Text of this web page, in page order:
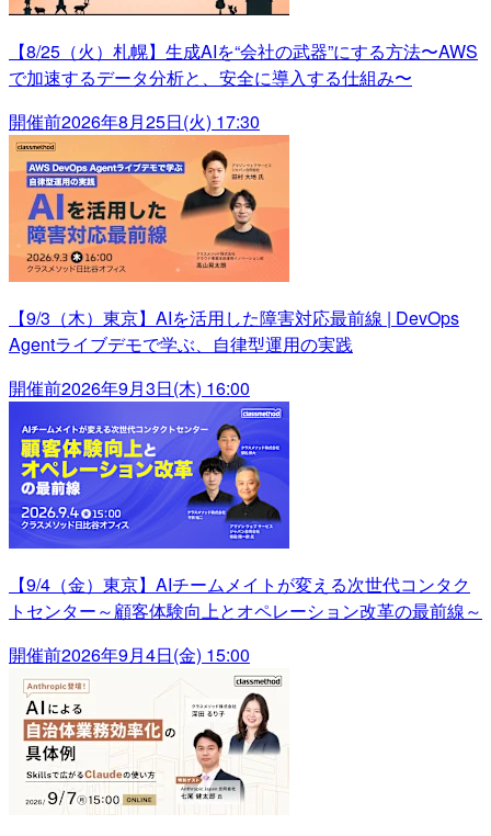
【8/25（火）札幌】生成AIを“会社の武器”にする方法〜AWS
で加速するデータ分析と、安全に導入する仕組み〜
開催前2026年8月25日(火) 17:30
【9/3（木）東京】AIを活用した障害対応最前線 | DevOps
Agentライブデモで学ぶ、自律型運用の実践
開催前2026年9月3日(木) 16:00
【9/4（金）東京】AIチームメイトが変える次世代コンタク
トセンター～顧客体験向上とオペレーション改革の最前線～
開催前2026年9月4日(金) 15:00